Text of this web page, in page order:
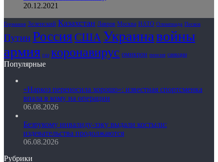
20.12.2021
Германия Зеленский Казахстан Лавров Москва НАТО Олимпиада Песков
Путин РоссияСШАУкраинавойны
армия газ коронавирус омикрон пенсия санкции
Популярные
«Наркоз переносила хорошо»: известная спортсменка
впала в кому на операции
06.08.2026
Безрукому инвалиду-зэку выдали костыли:
издевательства продолжаются
06.08.2026
Рубрики